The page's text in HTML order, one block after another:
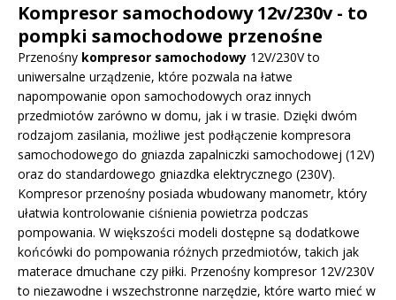
Kompresor samochodowy 12v/230v - to
pompki samochodowe przenośne
Przenośny kompresor samochodowy 12V/230V to
uniwersalne urządzenie, które pozwala na łatwe
napompowanie opon samochodowych oraz innych
przedmiotów zarówno w domu, jak i w trasie. Dzięki dwóm
rodzajom zasilania, możliwe jest podłączenie kompresora
samochodowego do gniazda zapalniczki samochodowej (12V)
oraz do standardowego gniazdka elektrycznego (230V).
Kompresor przenośny posiada wbudowany manometr, który
ułatwia kontrolowanie ciśnienia powietrza podczas
pompowania. W większości modeli dostępne są dodatkowe
końcówki do pompowania różnych przedmiotów, takich jak
materace dmuchane czy piłki. Przenośny kompresor 12V/230V
to niezawodne i wszechstronne narzędzie, które warto mieć w